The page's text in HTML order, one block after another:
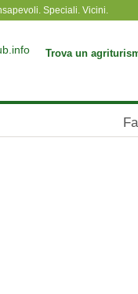
Speciali. Vicini.
Trova un